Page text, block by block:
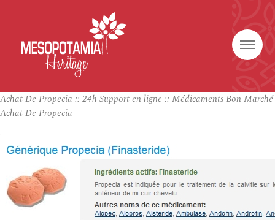
Achat De Propecia :: 24h Support en ligne :: Médicaments Bon Marché
Achat De Propecia